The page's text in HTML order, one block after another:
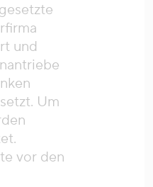
und
Um
vor den